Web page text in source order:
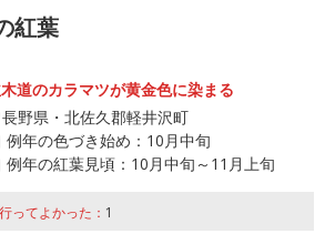
紅葉
道のカラマツが黄金色に染まる
長野県・北佐久郡軽井沢町
例年の色づき始め： 10月中旬
例年の紅葉見頃： 10月中旬～11月上旬
行ってよかった： 1